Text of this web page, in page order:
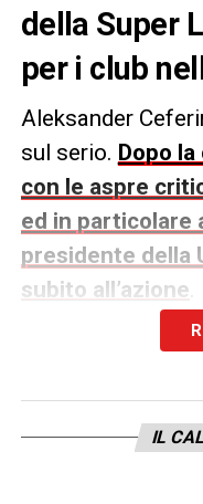
della Super
per i club
Aleksander
sul serio. Dopo
con le aspre
ed in particolare
presidente della
subito all’azione
Come riportato
che sono
IL